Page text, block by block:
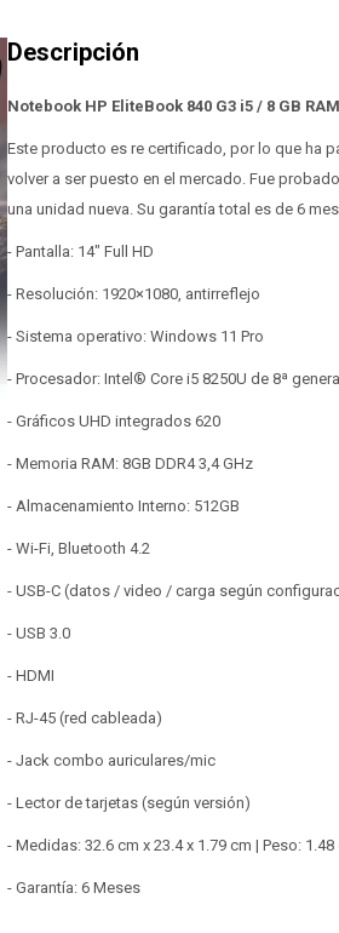
Notebook HP EliteBook 840 G3 i5 / 8 GB
Este producto es re certificado, por lo que ha
volver a ser puesto en el mercado. Fue
una unidad nueva. Su garantía total es de 6
- Pantalla: 14" Full HD
- Resolución: 1920×1080, antirreflejo
- Sistema operativo: Windows 11 Pro
- Procesador: Intel® Core i5 8250U de 8ª
- Gráficos UHD integrados 620
- Memoria RAM: 8GB DDR4 3,4 GHz
- Almacenamiento Interno: 512GB
- Wi-Fi, Bluetooth 4.2
- USB-C (datos / video / carga según
- USB 3.0
- HDMI
- RJ-45 (red cableada)
- Jack combo auriculares/mic
- Lector de tarjetas (según versión)
- Medidas: 32.6 cm x 23.4 x 1.79 cm | Peso: 1.48
- Garantía: 6 Meses